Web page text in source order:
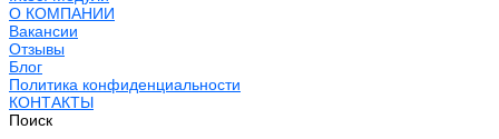
О КОМПАНИИ
Вакансии
Отзывы
Блог
Политика конфиденциальности
КОНТАКТЫ
Поиск